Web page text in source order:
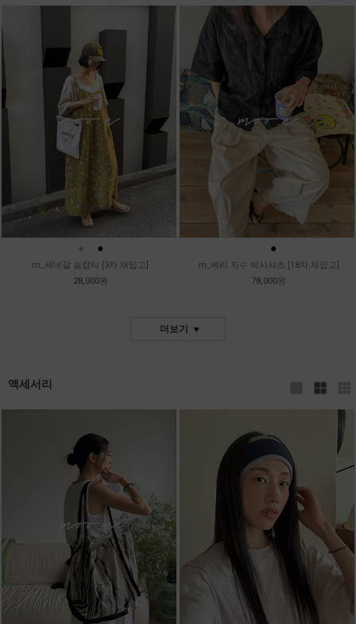
● ●
m_세네갈 슬랍티 [3차 재입고]
28,000원
●
m_베리 자수 박시셔츠 [18차 재입고]
78,000원
더보기
액세서리